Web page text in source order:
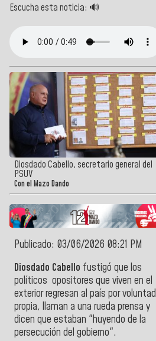
Escucha esta noticia: 🔊
Diosdado Cabello, secretario general del
PSUV
Con el Mazo Dando
Publicado: 03/06/2026 08:21 PM
Diosdado Cabello fustigó que los
políticos opositores que viven en el
exterior regresan al país por voluntad
propia, llaman a una rueda prensa y
dicen que estaban "huyendo de la
persecución del gobierno".